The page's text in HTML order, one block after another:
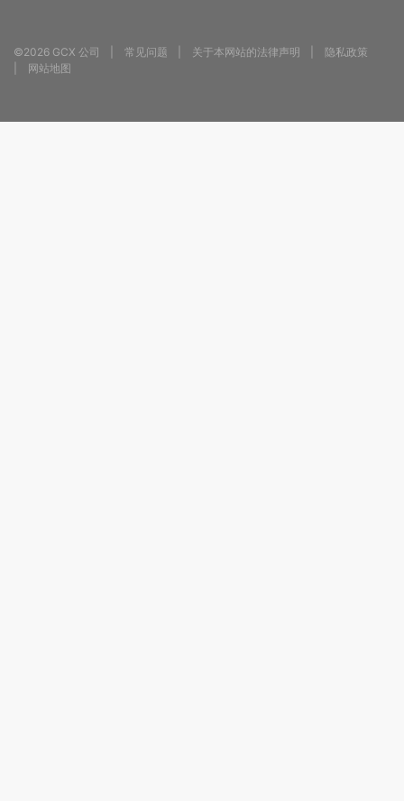
©2026 GCX 公司 常见问题 关于本网站的法律声明
隐私政策
网站地图